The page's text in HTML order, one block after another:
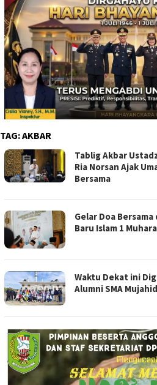
TAG:AKBAR
Tablig Akbar
Ria Norsan Ajak
Bersama
Gelar Doa
Baru Islam 1
Waktu Dekat ini
Alumni SMA